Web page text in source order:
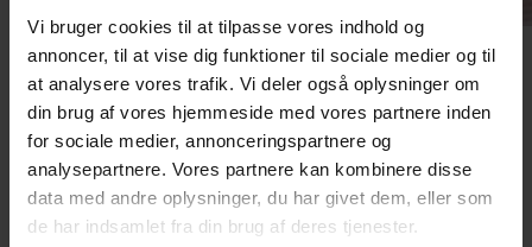
Vi bruger cookies til at tilpasse vores indhold og
annoncer, til at vise dig funktioner til sociale medier og til
at analysere vores trafik. Vi deler også oplysninger om
din brug af vores hjemmeside med vores partnere inden
for sociale medier, annonceringspartnere og
analysepartnere. Vores partnere kan kombinere disse
data med andre oplysninger, du har givet dem, eller som
de har indsamlet fra din brug af deres tjenester.
Foto: Colourbox
Redaktør Pia Osbæck
+ 45 24 27 32 38